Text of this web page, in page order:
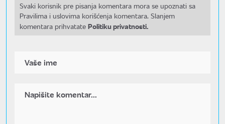
Svaki korisnik pre pisanja komentara mora se upoznati sa
Pravilima i uslovima korišćenja komentara. Slanjem
komentara prihvatate Politiku privatnosti.